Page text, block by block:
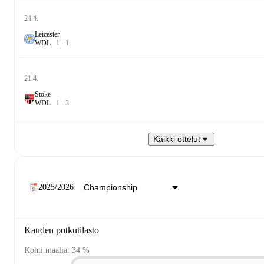
24.4.
Leicester
WDL 1 - 1
21.4.
Stoke
WDL 1 - 3
Kaikki ottelut
2025/2026
Kauden potkutilasto
Kohti maalia: 34 %